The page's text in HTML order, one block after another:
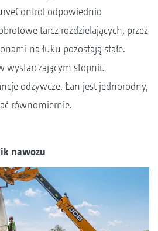
odpowiednio
tarcz rozdzielających, przez
na łuku pozostają stałe.
wystarczającym stopniu
odżywcze. Łan jest jednorodny,
równomiernie.
nawozu